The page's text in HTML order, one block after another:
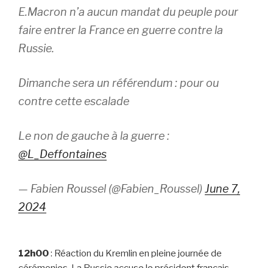
E.Macron n’a aucun mandat du peuple pour
faire entrer la France en guerre contre la
Russie.
Dimanche sera un référendum : pour ou
contre cette escalade
Le non de gauche à la guerre :
@L_Deffontaines
— Fabien Roussel (@Fabien_Roussel) June 7,
2024
12h00: Réaction du Kremlin en pleine journée de